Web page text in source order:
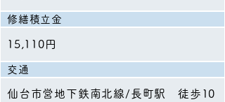
修繕積立金
15,110円
交通
仙台市営地下鉄南北線/長町駅 徒歩10